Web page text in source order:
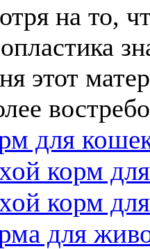
на то,
этот
для
корм
корм
для